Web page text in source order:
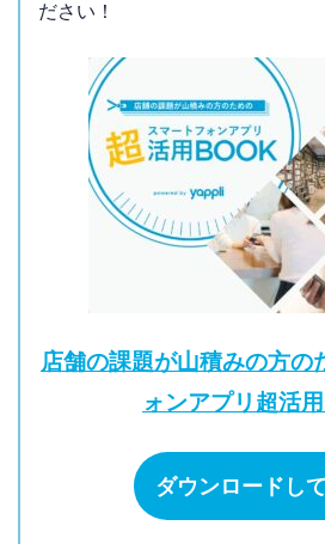
ださい！
店舗の課題が山積みの方の
ォンアプリ超活
ダウンロードし